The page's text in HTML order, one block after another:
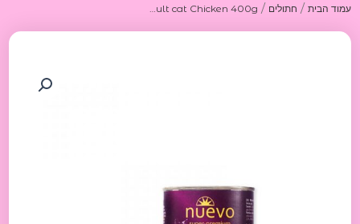
עמוד הבית/ חתולים / Nuevo Adult cat Chicken 400g נואבו שימורים לחתולים מעוף 400ג
לחתולים
מעוף
400ג